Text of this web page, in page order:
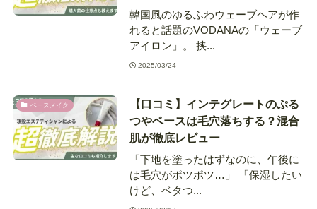
韓国風のゆるふわウェーブヘアが作
れると話題のVODANAの「ウェーブ
アイロン」。 挟...
2025/03/24
ベースメイク
【口コミ】インテグレートのぷる
つやベースは毛穴落ちする？混合
肌が徹底レビュー
「下地を塗ったはずなのに、午後に
は毛穴がポツポツ…」 「保湿したい
けど、ベタつ...